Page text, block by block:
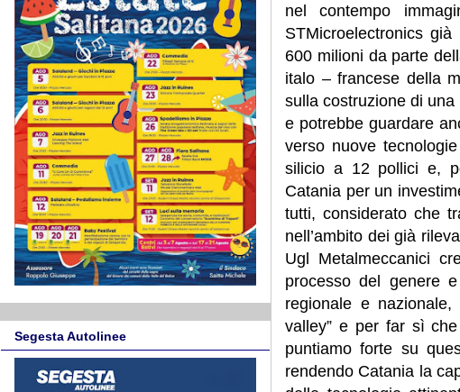
nel contempo
STMicroelectronics
600 milioni da parte
italo – francese della
sulla costruzione di
e potrebbe guardare
verso nuove
silicio a 12 pollici e,
Catania per un
tutti, considerato che
nell’ambito dei già
Ugl Metalmeccanici
processo del genere
regionale e
valley” e per far sì
puntiamo forte su
rendendo Catania la
Segesta Autolinee